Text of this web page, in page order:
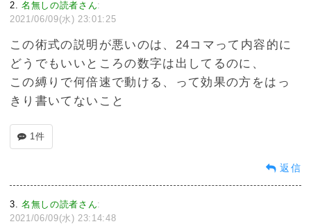
2 名無しの読者さん:
2021/06/09(水) 23:01:25
この術式の説明が悪いのは、24コマって内容的に
どうでもいいところの数字は出してるのに、
この縛りで何倍速で動ける、って効果の方をはっ
きり書いてないこと
1件
返信
3 名無しの読者さん:
2021/06/09(水) 23:14:48